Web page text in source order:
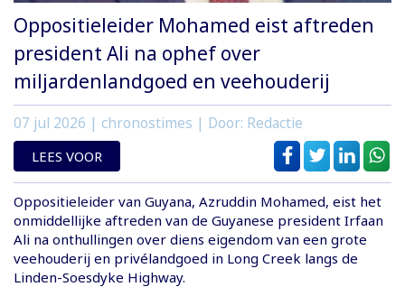
Oppositieleider Mohamed eist aftreden
president Ali na ophef over
miljardenlandgoed en veehouderij
07 jul 2026 | chronostimes | Door: Redactie
LEES VOOR
Oppositieleider van Guyana, Azruddin Mohamed, eist het
onmiddellijke aftreden van de Guyanese president Irfaan
Ali na onthullingen over diens eigendom van een grote
veehouderij en privélandgoed in Long Creek langs de
Linden-Soesdyke Highway.